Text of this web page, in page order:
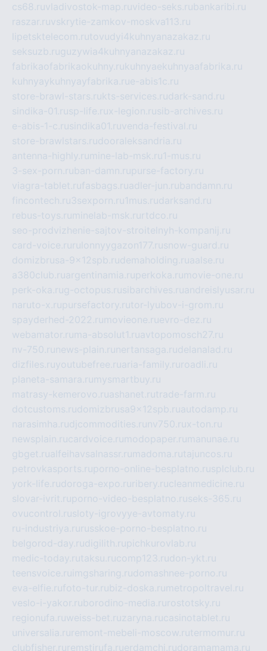
cs68.ruvladivostok-map.ruvideo-seks.rubankaribi.ru
raszar.ruvskrytie-zamkov-moskva113.ru
lipetsktelecom.rutovudyi4kuhnyanazakaz.ru
seksuzb.ruguzywia4kuhnyanazakaz.ru
fabrikaofabrikaokuhny.rukuhnyaekuhnyaafabrika.ru
kuhnyaykuhnyayfabrika.rue-abis1c.ru
store-brawl-stars.rukts-services.rudark-sand.ru
sindika-01.rusp-life.rux-legion.rusib-archives.ru
e-abis-1-c.rusindika01.ruvenda-festival.ru
store-brawlstars.rudooraleksandria.ru
antenna-highly.ru mine-lab-msk.ru1-mus.ru
3-sex-porn.ruban-damn.rupurse-factory.ru
viagra-tablet.rufasbags.ruadler-jun.rubandamn.ru
fincontech.ru3sexporn.ru1mus.rudarksand.ru
rebus-toys.ru minelab-msk.ru rtdco.ru
seo-prodvizhenie-sajtov-stroitelnyh-kompanij.ru
card-voice.ru rulonnyygazon177.rusnow-guard.ru
domizbrusa-9x12spb.rudemaholding.ruaalse.ru
a380club.ruargentinamia.ruperkoka.ru movie-one.ru
perk-oka.rug-octopus.rusibarchives.ruandreislyusar.ru
naruto-x.rupursefactory.rutor-lyubov-i-grom.ru
spayderhed-2022.ru movieone.ruevro-dez.ru
webamator.ru ma-absolut1.ruavtopomosch27.ru
nv-750.ru news-plain.ru nertansaga.rudelanalad.ru
dizfiles.ruyoutubefree.ruaria-family.ru roadli.ru
planeta-samara.ru mysmartbuy.ru
matrasy-kemerovo.ruashanet.rutrade-farm.ru
dotcustoms.rudomizbrusa9x12spb.ruautodamp.ru
narasimha.rudjcommodities.ru nv750.rux-ton.ru
newsplain.rucardvoice.ru modopaper.ru manunae.ru
gbget.rualfeihavsalnassr.ru madoma.rutajuncos.ru
petrovkasports.ruporno-online-besplatno.rusplclub.ru
york-life.rudoroga-expo.ru ribery.rucleanmedicine.ru
slovar-ivrit.ruporno-video-besplatno.ruseks-365.ru
ovucontrol.rusloty-igrovyye-avtomaty.ru
ru-industriya.ru russkoe-porno-besplatno.ru
belgorod-day.rudigilith.rupichkurovlab.ru
medic-today.rutaksu.rucomp123.rudon-ykt.ru
teensvoice.ru imgsharing.rudomashnee-porno.ru
eva-elfie.rufoto-tur.rubiz-doska.ru metropoltravel.ru
veslo-i-yakor.ruborodino-media.ru rostotsky.ru
regionufa.ruweiss-bet.ruzaryna.rucasinotablet.ru
universalia.ru remont-mebeli-moscow.rutermomur.ru
clubfisher.ru remstirufa.ruerdamchi.rudoramamama.ru